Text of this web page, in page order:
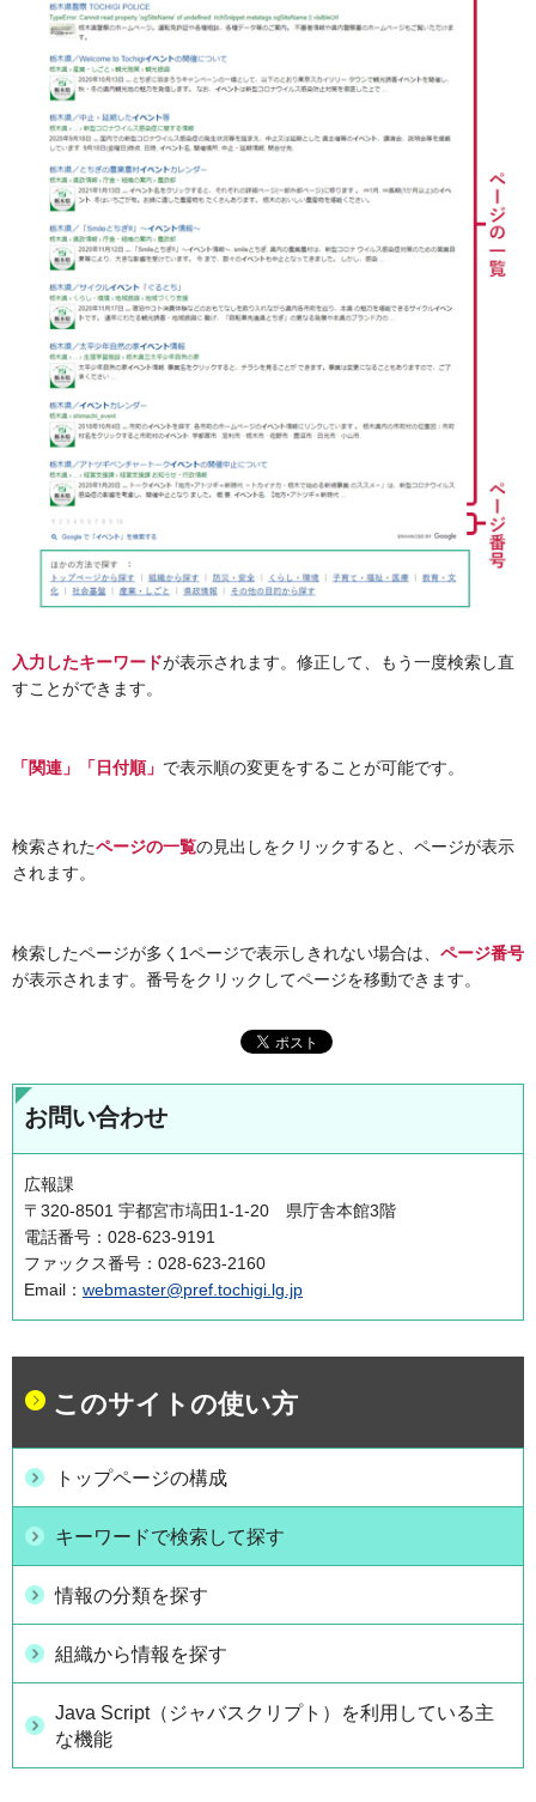
入力したキーワードが表示されます。修正して、もう一度検索し直
すことができます。
「関連」「日付順」 で表示順の変更をすることが可能です。
検索されたページの一覧の見出しをクリックすると、ページが表示
されます。
検索したページが多く1ページで表示しきれない場合は、 ページ番号
が表示されます。番号をクリックしてページを移動できます。
お問い合わせ
広報課
〒320-8501 宇都宮市塙田1-1-20 県庁舎本館3階
電話番号：028-623-9191
ファックス番号：028-623-2160
Email： webmaster@pref.tochigi.lg.jp
このサイトの使い方
トップページの構成
キーワードで検索して探す
情報の分類を探す
組織から情報を探す
Java Script（ジャバスクリプト）を利用している主
な機能